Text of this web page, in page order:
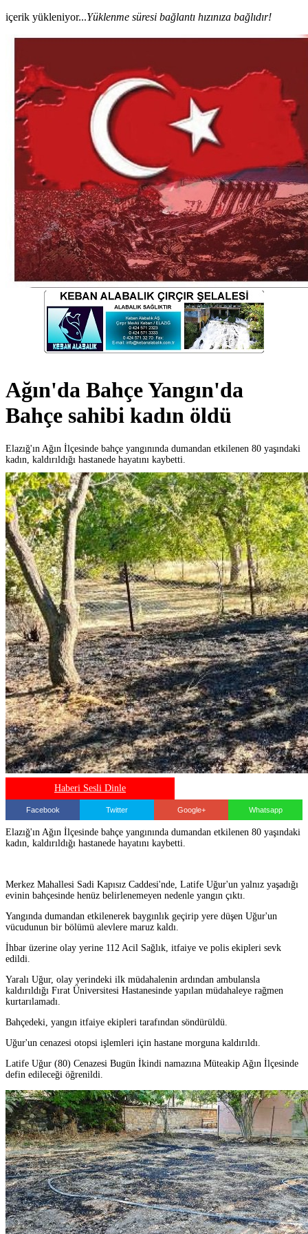
içerik yükleniyor...Yüklenme süresi bağlantı hızınıza bağlıdır!
Ağın'da Bahçe Yangın'da
Bahçe sahibi kadın öldü
Elazığ'ın Ağın İlçesinde bahçe yangınında dumandan etkilenen 80 yaşındaki
kadın, kaldırıldığı hastanede hayatını kaybetti.
Haberi Sesli Dinle
Facebook Twitter Google+ Whatsapp
Elazığ'ın Ağın İlçesinde bahçe yangınında dumandan etkilenen 80 yaşındaki
kadın, kaldırıldığı hastanede hayatını kaybetti.
Merkez Mahallesi Sadi Kapısız Caddesi'nde, Latife Uğur'un yalnız yaşadığı
evinin bahçesinde henüz belirlenemeyen nedenle yangın çıktı.
Yangında dumandan etkilenerek baygınlık geçirip yere düşen Uğur'un
vücudunun bir bölümü alevlere maruz kaldı.
İhbar üzerine olay yerine 112 Acil Sağlık, itfaiye ve polis ekipleri sevk
edildi.
Yaralı Uğur, olay yerindeki ilk müdahalenin ardından ambulansla
kaldırıldığı Fırat Üniversitesi Hastanesinde yapılan müdahaleye rağmen
kurtarılamadı.
Bahçedeki, yangın itfaiye ekipleri tarafından söndürüldü.
Uğur'un cenazesi otopsi işlemleri için hastane morguna kaldırıldı.
Latife Uğur (80) Cenazesi Bugün İkindi namazına Müteakip Ağın İlçesinde
defin edileceği öğrenildi.